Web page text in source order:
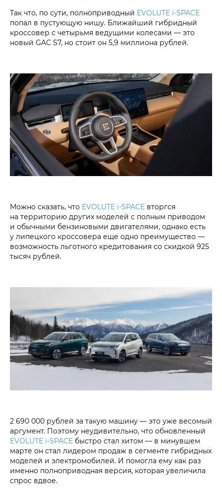
Так что, по сути, полноприводный EVOLUTE i‑SPACE
попал в пустующую нишу. Ближайший гибридный
кроссовер с четырьмя ведущими колесами — это
новый GAC S7, но стоит он 5,9 миллиона рублей.
Можно сказать, что EVOLUTE i‑SPACE вторгся
на территорию других моделей с полным приводом
и обычными бензиновыми двигателями, однако есть
у липецкого кроссовера еще одно преимущество —
возможность льготного кредитования со скидкой 925
тысяч рублей.
2 690 000 рублей за такую машину — это уже весомый
аргумент. Поэтому неудивительно, что обновленный
EVOLUTE i‑SPACE быстро стал хитом — в минувшем
марте он стал лидером продаж в сегменте гибридных
моделей и электромобилей. И помогла ему как раз
именно полноприводная версия, которая увеличила
спрос вдвое.